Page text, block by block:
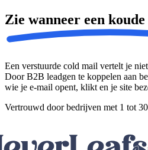
Zie wanneer een koude
Een verstuurde cold mail vertelt je
Door B2B leadgen te koppelen aan
wie je e-mail opent, klikt en je site
Vertrouwd door bedrijven met 1 tot